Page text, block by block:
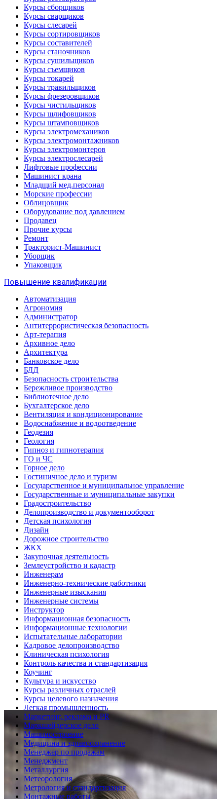
Курсы сборщиков
Курсы сварщиков
Курсы слесарей
Курсы сортировщиков
Курсы составителей
Курсы станочников
Курсы сушильщиков
Курсы съемщиков
Курсы токарей
Курсы травильщиков
Курсы фрезеровщиков
Курсы чистильщиков
Курсы шлифовщиков
Курсы штамповщиков
Курсы электромехаников
Курсы электромонтажников
Курсы электромонтеров
Курсы электрослесарей
Лифтовые профессии
Машинист крана
Младщий мед.персонал
Морские профессии
Облицовщик
Оборудование под давлением
Продавец
Прочие курсы
Ремонт
Тракторист-Машинист
Уборщик
Упаковщик
Повышение квалификации
Автоматизация
Агрономия
Администратор
Антитеррористическая безопасность
Арт-терапия
Архивное дело
Архитектура
Банковское дело
БДД
Безопасность строительства
Бережливое производство
Библиотечное дело
Бухгалтерское дело
Вентиляция и кондиционирование
Водоснабжение и водоотведение
Геодезия
Геология
Гипноз и гипнотерапия
ГО и ЧС
Горное дело
Гостиничное дело и туризм
Государственное и муниципальное управление
Государственные и муниципальные закупки
Градостроительство
Делопроизводство и документооборот
Детская психология
Дизайн
Дорожное строительство
ЖКХ
Закупочная деятельность
Землеустройство и кадастр
Инженерам
Инженерно-технические работники
Инженерные изыскания
Инженерные системы
Инструктор
Информационная безопасность
Информационные технологии
Испытательные лаборатории
Кадровое делопроизводство
Клиническая психология
Контроль качества и стандартизация
Коучинг
Культура и искусство
Курсы различных отраслей
Курсы целевого назначения
Легкая промышленность
Маркетинг, реклама и PR
Маркшейдерское дело
Машиностроение
Медицина и здравоохранение
Менеджер по продажам
Менеджмент
Металлургия
Метеорология
Метрология и стандартизация
Монтажные работы